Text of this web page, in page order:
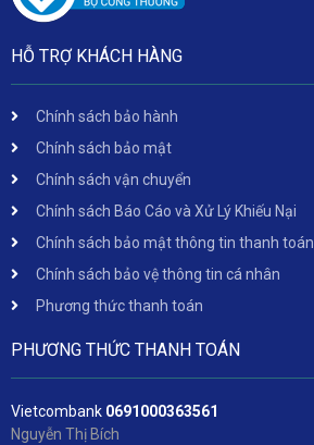
HỖ TRỢ KHÁCH HÀNG
Chính sách bảo hành
Chính sách bảo mật
Chính sách vận chuyển
Chính sách Báo Cáo và Xử Lý Khiếu Nại
Chính sách bảo mật thông tin thanh toán
Chính sách bảo vệ thông tin cá nhân
Phương thức thanh toán
PHƯƠNG THỨC THANH TOÁN
Vietcombank 0691000363561
Nguyễn Thị Bích